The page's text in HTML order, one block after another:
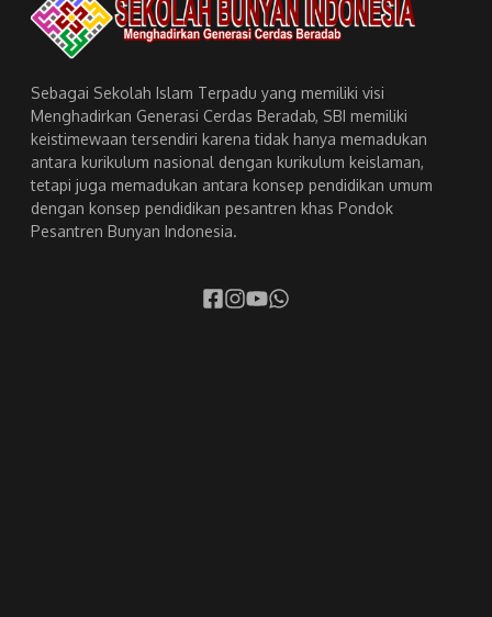
Sebagai Sekolah Islam Terpadu yang memiliki visi
Menghadirkan Generasi Cerdas Beradab, SBI memiliki
keistimewaan tersendiri karena tidak hanya memadukan
antara kurikulum nasional dengan kurikulum keislaman,
tetapi juga memadukan antara konsep pendidikan umum
dengan konsep pendidikan pesantren khas Pondok
Pesantren Bunyan Indonesia.